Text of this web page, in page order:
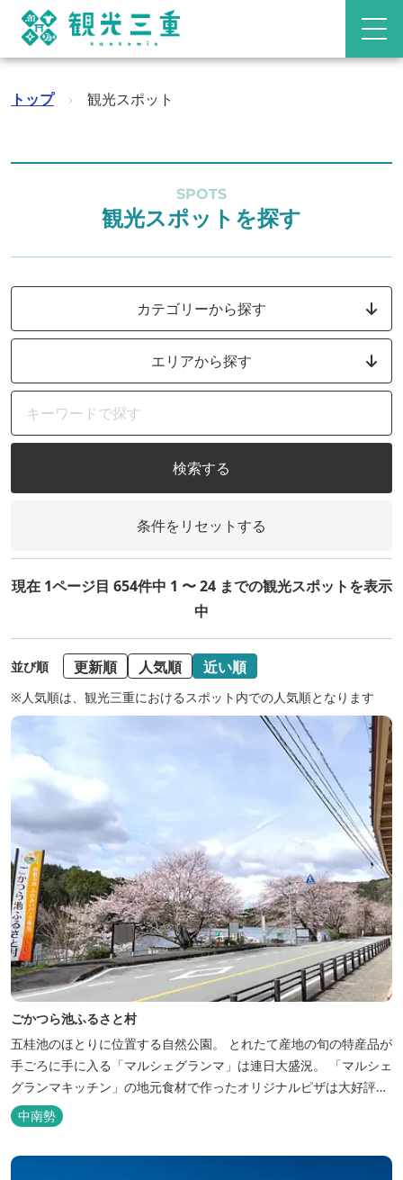
トップ › 観光スポット
SPOTS
観光スポットを探す
カテゴリーから探す
エリアから探す
検索する
条件をリセットする
現在 1ページ目 654件中 1 〜 24 までの観光スポットを表示
中
並び順 更新順 人気順 近い順
※人気順は、観光三重におけるスポット内での人気順となります
ごかつら池ふるさと村
五桂池のほとりに位置する自然公園。 とれたて産地の旬の特産品が
手ごろに手に入る「マルシェグランマ」は連日大盛況。 「マルシェ
グランマキッチン」の地元食材で作ったオリジナルピザは大好評！
バーベキューも楽しめます。食材と必要な道具がセットになった
「手ぶらバーベキューセット」も人気です。 『ごかつら池どうぶつ
パーク』近くにあります。 多気町観光協会のフェイスブックでは多
中南勢